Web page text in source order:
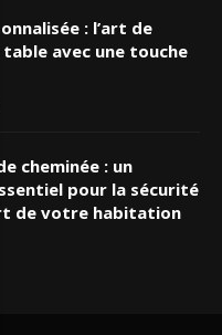
: l’art de
avec une touche
cheminée : un
pour la sécurité
de votre habitation